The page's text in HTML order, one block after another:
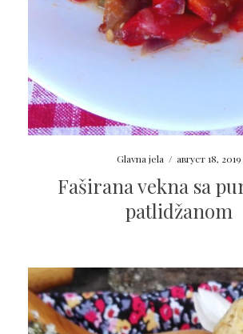
Glavna jela / август 18, 2019
Faširana vekna sa
patlidžanom